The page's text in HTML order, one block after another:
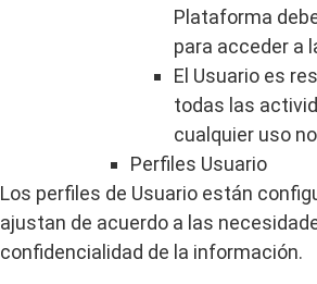
Plataforma
para acceder a
El Usuario es
todas las
cualquier uso
Perfiles Usuario
Los perfiles de Usuario están
ajustan de acuerdo a las
confidencialidad de la información.